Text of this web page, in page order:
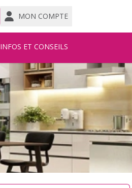
MON COMPTE
INFOS ET CONSEILS